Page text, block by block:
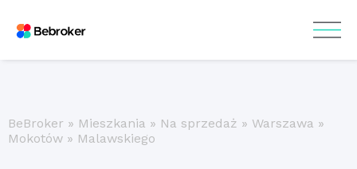
BeBroker » Mieszkania » Na sprzedaż » Warszawa »
Mokotów » Malawskiego